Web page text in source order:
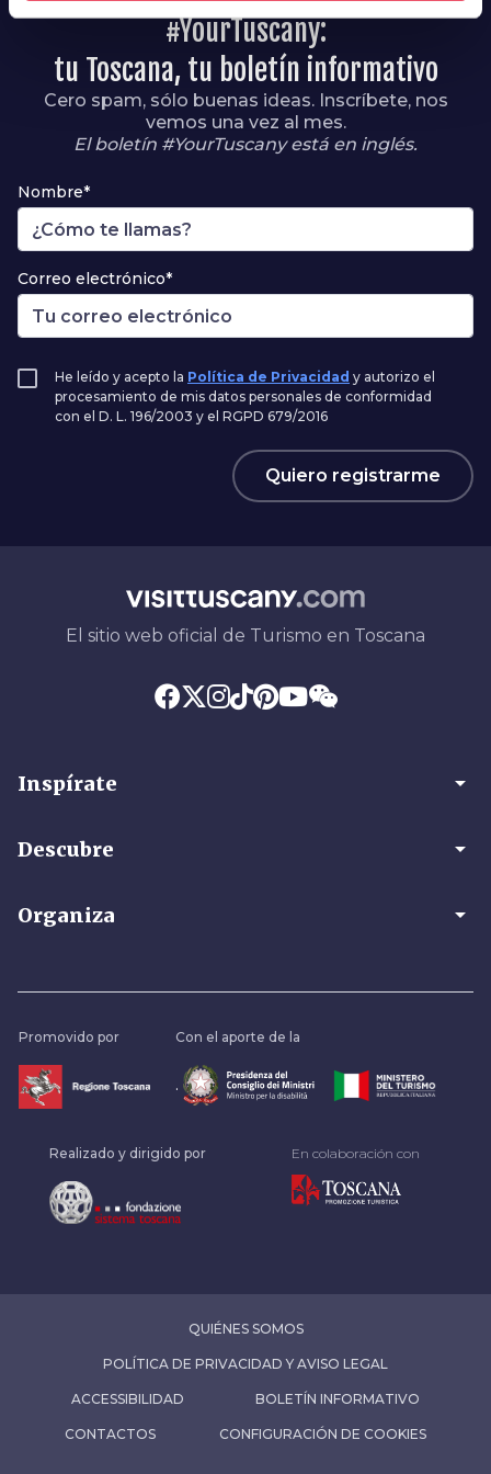
#YourTuscany:
tu Toscana, tu boletín informativo
Cero spam, sólo buenas ideas. Inscríbete, nos
vemos una vez al mes.
El boletín #YourTuscany está en inglés.
Nombre*
Correo electrónico*
He leído y acepto la Política de Privacidad y autorizo el
procesamiento de mis datos personales de conformidad
con el D. L. 196/2003 y el RGPD 679/2016
Quiero registrarme
El sitio web oficial de Turismo en Toscana
Inspírate arrow_drop_down
Descubre arrow_drop_down
Organiza arrow_drop_down
Promovido por Con el aporte de la
.
Realizado y dirigido por En colaboración con
QUIÉNES SOMOS
POLÍTICA DE PRIVACIDAD Y AVISO LEGAL
ACCESSIBILIDAD BOLETÍN INFORMATIVO
CONTACTOS CONFIGURACIÓN DE COOKIES